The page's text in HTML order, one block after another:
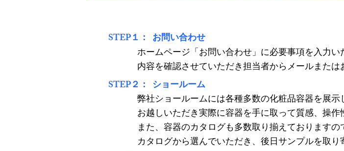
STEP１： お問い合わせ
STEP２： ショールーム
弊社ショールームには各種多数の化粧品容器を展示
お越しいただき実際に容器を手に取って質感、操
また、容器のカタログも多数取り揃えておりますの
カタログから選んでいただき、後日サンプルを取
ホームページ「お問い合わせ」に必要事項を入力
内容を確認させていただき担当者からメールまた